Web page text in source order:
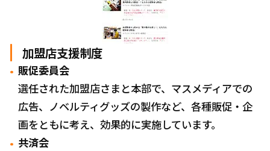
加盟店支援制度
販促委員会
選任された加盟店さまと本部で、マスメディアでの
広告、ノベルティグッズの製作など、各種販促・企
画をともに考え、効果的に実施しています。
共済会